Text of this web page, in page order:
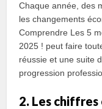
Chaque année, des
les changements
Comprendre Les 5
2025 ! peut faire
réussie et une suite
progression
2. Les